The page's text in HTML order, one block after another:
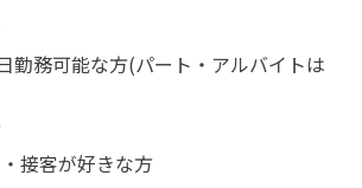
勤務可能な方(パート・アルバイトは
接客が好きな方